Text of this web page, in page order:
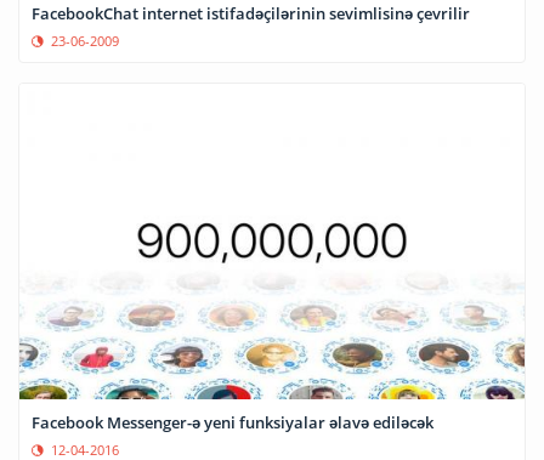
FacebookChat internet istifadəçilərinin sevimlisinə çevrilir
23-06-2009
Facebook Messenger-ə yeni funksiyalar əlavə ediləcək
12-04-2016